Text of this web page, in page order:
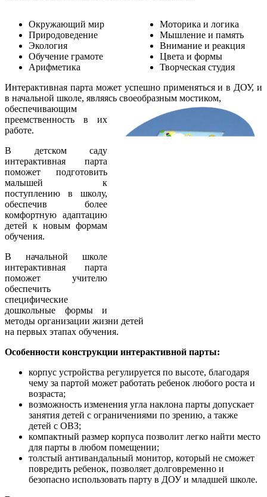
Окружающий мир
Природоведение
Экология
Обучение грамоте
Арифметика
Моторика и логика
Мышление и память
Внимание и реакция
Цвета и формы
Творческая студия
Интерактивная парта может успешно применяться и в ДОУ, и
в начальной школе, являясь своеобразным мостиком,
обеспечивающим
преемственность в их
работе.
В детском саду
интерактивная парта
поможет подготовить
малышей к
поступлению в школу,
обеспечив более
комфортную адаптацию
детей к новым формам
обучения.
В начальной школе
интерактивная парта
поможет учителю
обеспечить
специфические
дошкольные формы и
методы организации жизни детей
на первых этапах обучения.
Особенности конструкции интерактивной парты:
корпус устройства регулируется по высоте, благодаря
чему за партой может работать ребенок любого роста и
возраста;
возможность изменения угла наклона парты допускает
занятия детей с ограничениями по зрению, а также
детей с ОВЗ;
компактный размер корпуса позволит легко найти место
для парты в любом помещении;
толстый антивандальный монитор, который не сможет
повредить ребенок, позволяет долговременно и
безопасно использовать парту в ДОУ и младшей школе.